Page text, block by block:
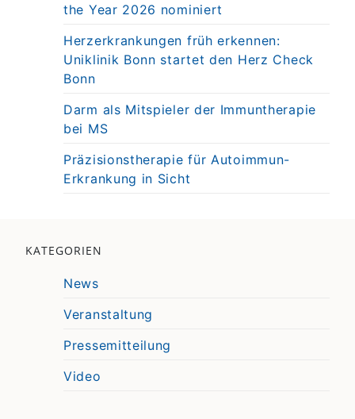
the Year 2026 nominiert
Herzerkrankungen früh erkennen:
Uniklinik Bonn startet den Herz Check
Bonn
Darm als Mitspieler der Immuntherapie
bei MS
Präzisionstherapie für Autoimmun-
Erkrankung in Sicht
KATEGORIEN
News
Veranstaltung
Pressemitteilung
Video